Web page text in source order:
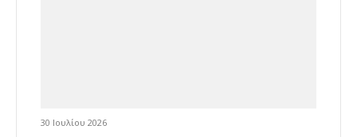
30 Ιουλίου 2026